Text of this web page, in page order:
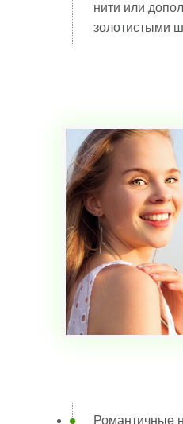
нити или
золотистыми
Романтичные